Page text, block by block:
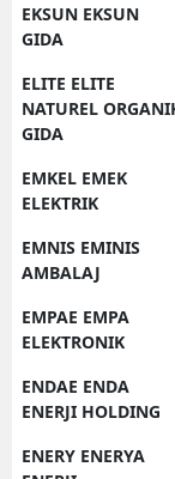
EKSUN EKSUN
GIDA
ELITE ELITE
NATUREL
GIDA
EMKEL EMEK
ELEKTRIK
EMNIS EMINIS
AMBALAJ
EMPAE EMPA
ELEKTRONIK
ENDAE ENDA
ENERJI HOLDING
ENERY ENERYA